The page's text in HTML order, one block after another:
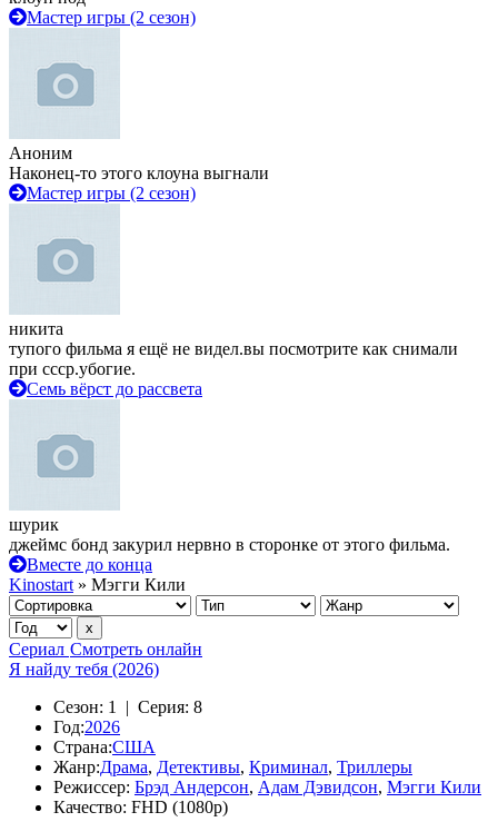
Мастер игры (2 сезон)
Аноним
Наконец-то этого клоуна выгнали
Мастер игры (2 сезон)
никита
тупого фильма я ещё не видел.вы посмотрите как снимали
при ссср.убогие.
Семь вёрст до рассвета
шурик
джеймс бонд закурил нервно в сторонке от этого фильма.
Вместе до конца
Kinostart » Мэгги Кили
Сериал Смотреть онлайн
Я найду тебя (2026)
Сезон: 1 | Серия: 8
Год:2026
Страна:США
Жанр:Драма, Детективы, Криминал, Триллеры
Режиссер: Брэд Андерсон, Адам Дэвидсон, Мэгги Кили
Качество: FHD (1080p)